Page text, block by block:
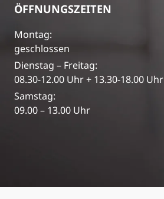
ÖFFNUNGSZEITEN
Montag:
geschlossen
Dienstag – Freitag:
08.30-12.00 Uhr + 13.30-18.00 Uhr
Samstag:
09.00 – 13.00 Uhr